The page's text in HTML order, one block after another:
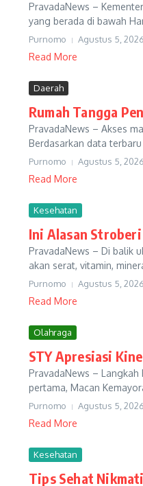
PravadaNews –
yang berada di bawah
Purnomo Agustus 5, 2026
Read More
Daerah
Rumah Tangga
PravadaNews – Akses
Berdasarkan data
Purnomo Agustus 5, 2026
Read More
Kesehatan
Ini Alasan
PravadaNews – Di balik
akan serat, vitamin,
Purnomo Agustus 5, 2026
Read More
Olahraga
STY Apresiasi
PravadaNews –
pertama, Macan
Purnomo Agustus 5, 2026
Read More
Kesehatan
Tips Sehat